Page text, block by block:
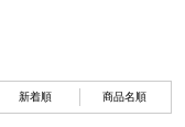
新着順 商品名順